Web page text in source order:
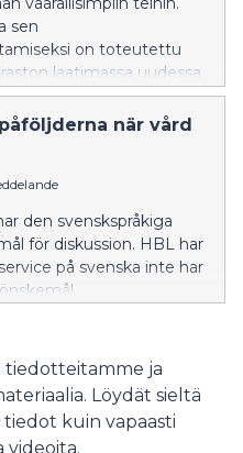
sen
on toteutettu
laatimassa uudessa
25:n kehittämistoimet
när vård
den svenskspråkiga
för diskussion. HBL har
på svenska inte har
tiedotteitamme ja
Löydät sieltä
kuin vapaasti
videoita.